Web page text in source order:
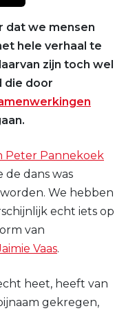
dat we mensen
hele verhaal te
zijn toch wel
die door
Peter Pannekoek
de dans was
We hebben
echt iets op
van
Vaas.
heet, heeft van
gekregen,